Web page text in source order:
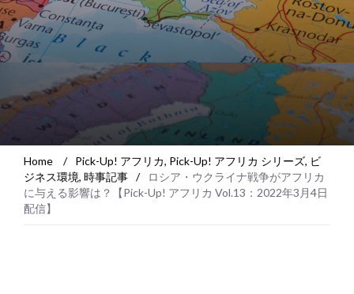
Home / Pick-Up! アフリカ, Pick-Up! アフリカ シリーズ, ビ
ジネス環境, 時事記事 /
ロシア・ウクライナ戦争がアフリカ
に与える影響は？【Pick-Up! アフリカ Vol.13：2022年3月4日
配信】